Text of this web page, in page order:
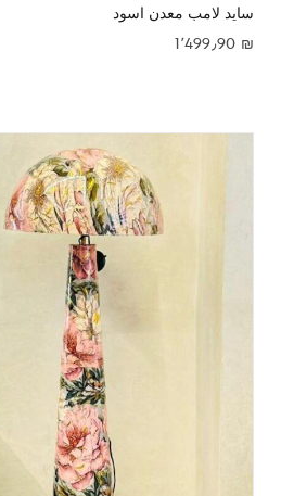
سايد لامب معدن اسود
1٬499٫90 ₪